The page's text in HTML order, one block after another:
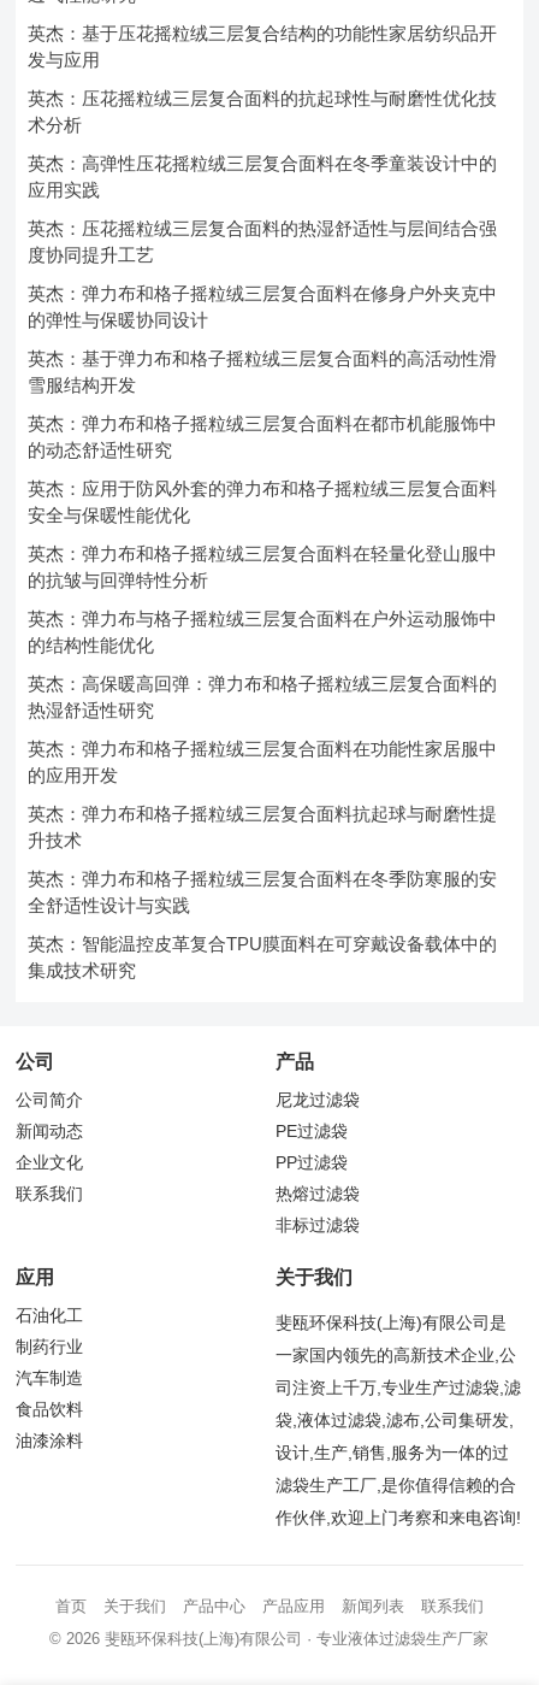
英杰：基于压花摇粒绒三层复合结构的功能性家居纺织品开
发与应用
英杰：压花摇粒绒三层复合面料的抗起球性与耐磨性优化技
术分析
英杰：高弹性压花摇粒绒三层复合面料在冬季童装设计中的
应用实践
英杰：压花摇粒绒三层复合面料的热湿舒适性与层间结合强
度协同提升工艺
英杰：弹力布和格子摇粒绒三层复合面料在修身户外夹克中
的弹性与保暖协同设计
英杰：基于弹力布和格子摇粒绒三层复合面料的高活动性滑
雪服结构开发
英杰：弹力布和格子摇粒绒三层复合面料在都市机能服饰中
的动态舒适性研究
英杰：应用于防风外套的弹力布和格子摇粒绒三层复合面料
安全与保暖性能优化
英杰：弹力布和格子摇粒绒三层复合面料在轻量化登山服中
的抗皱与回弹特性分析
英杰：弹力布与格子摇粒绒三层复合面料在户外运动服饰中
的结构性能优化
英杰：高保暖高回弹：弹力布和格子摇粒绒三层复合面料的
热湿舒适性研究
英杰：弹力布和格子摇粒绒三层复合面料在功能性家居服中
的应用开发
英杰：弹力布和格子摇粒绒三层复合面料抗起球与耐磨性提
升技术
英杰：弹力布和格子摇粒绒三层复合面料在冬季防寒服的安
全舒适性设计与实践
英杰：智能温控皮革复合TPU膜面料在可穿戴设备载体中的
集成技术研究
公司
公司简介
新闻动态
企业文化
联系我们
产品
尼龙过滤袋
PE过滤袋
PP过滤袋
热熔过滤袋
非标过滤袋
应用
石油化工
制药行业
汽车制造
食品饮料
油漆涂料
关于我们
斐瓯环保科技(上海)有限公司是
一家国内领先的高新技术企业,公
司注资上千万,专业生产过滤袋,滤
袋,液体过滤袋,滤布,公司集研发,
设计,生产,销售,服务为一体的过
滤袋生产工厂,是你值得信赖的合
作伙伴,欢迎上门考察和来电咨询!
首页 关于我们 产品中心 产品应用 新闻列表
联系我们
© 2026斐瓯环保科技(上海)有限公司 · 专业液体过滤袋生产厂家